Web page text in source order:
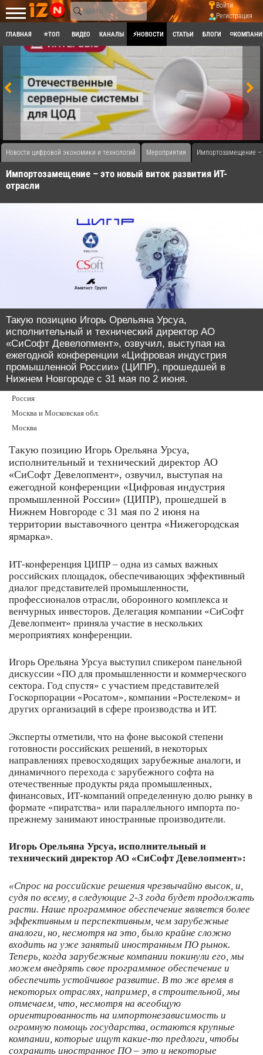
Войти
Регистрация
ГЛАВНАЯ ⭐ТОП ВИДЕО КАНАЛЫ ⚡НОВОСТИ СТАТЬИ БЛОГИ
Новости цифровой экономики и технологий Мероприятия Импортозамещение –
Импортозамещение – это новый виток развития ИТ-
отрасли
Такую позицию Игорь Орельяна Урсуа,
исполнительный и технический директор АО
«СиСофт Девелопмент», озвучил, выступая на
ежегодной конференции «Цифровая индустрия
промышленной России» (ЦИПР), прошедшей в
Нижнем Новгороде с 31 мая по 2 июня.
Россия
Москва и Московская обл.
Москва
Такую позицию Игорь Орельяна Урсуа,
исполнительный и технический директор АО
«СиСофт Девелопмент», озвучил, выступая на
ежегодной конференции «Цифровая индустрия
промышленной России» (ЦИПР), прошедшей в
Нижнем Новгороде с 31 мая по 2 июня на
территории выставочного центра «Нижегородская
ярмарка».
ИТ-конференция ЦИПР – одна из самых важных
российских площадок, обеспечивающих эффективный
диалог представителей промышленности,
профессионалов отрасли, оборонного комплекса и
венчурных инвесторов. Делегация компании «СиСофт
Девелопмент» приняла участие в нескольких
мероприятиях конференции.
Игорь Орельяна Урсуа выступил спикером панельной
дискуссии «ПО для промышленности и коммерческого
сектора. Год спустя» с участием представителей
Госкорпорации «Росатом», компании «Ростелеком» и
других организаций в сфере производства и ИТ.
Эксперты отметили, что на фоне высокой степени
готовности российских решений, в некоторых
направлениях превосходящих зарубежные аналоги, и
динамичного перехода с зарубежного софта на
отечественные продукты ряда промышленных,
финансовых, ИТ-компаний определенную долю рынку в
формате «пиратства» или параллельного импорта по-
прежнему занимают иностранные производители.
Игорь Орельяна Урсуа, исполнительный и
технический директор АО «СиСофт Девелопмент»:
«Спрос на российские решения чрезвычайно высок, и,
судя по всему, в следующие 2-3 года будет продолжать
расти. Наше программное обеспечение является более
эффективным и перспективным, чем зарубежные
аналоги, но, несмотря на это, было крайне сложно
входить на уже занятый иностранным ПО рынок.
Теперь, когда зарубежные компании покинули его, мы
можем внедрять свое программное обеспечение и
обеспечить устойчивое развитие. В то же время в
некоторых отраслях, например, в строительной, мы
отмечаем, что, несмотря на всеобщую
ориентированность на импортонезависимость и
огромную помощь государства, остаются крупные
компании, которые ищут какие-то предлоги, чтобы
сохранить иностранное ПО – это и некоторые